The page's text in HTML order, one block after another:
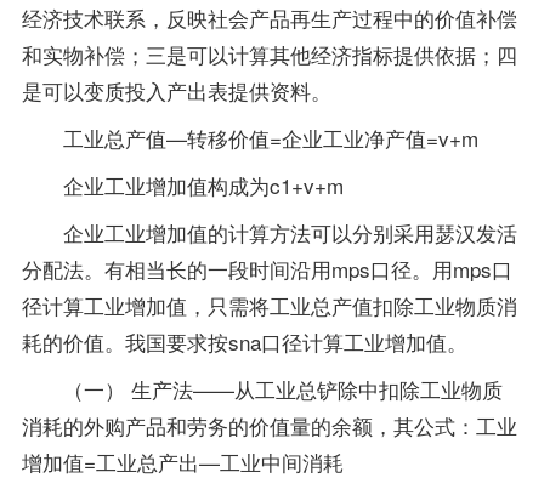
经济技术联系，反映社会产品再生产过程中的价值补偿
和实物补偿；三是可以计算其他经济指标提供依据；四
是可以变质投入产出表提供资料。
工业总产值—转移价值=企业工业净产值=v+m
企业工业增加值构成为c1+v+m
企业工业增加值的计算方法可以分别采用瑟汉发活
分配法。有相当长的一段时间沿用mps口径。用mps口
径计算工业增加值，只需将工业总产值扣除工业物质消
耗的价值。我国要求按sna口径计算工业增加值。
（一） 生产法——从工业总铲除中扣除工业物质
消耗的外购产品和劳务的价值量的余额，其公式：工业
增加值=工业总产出—工业中间消耗